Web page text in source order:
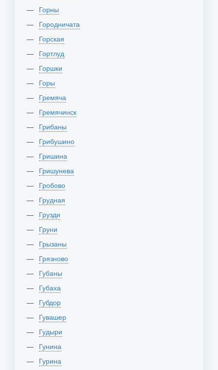
Горны
Городничата
Горская
Гортлуд
Горшки
Горы
Гремяча
Гремячинск
Грибаны
Грибушино
Гришина
Гришунева
Гробово
Грудная
Грузди
Груни
Грызаны
Грязново
Губаны
Губаха
Губдор
Гувашер
Гудыри
Гунина
Гурина